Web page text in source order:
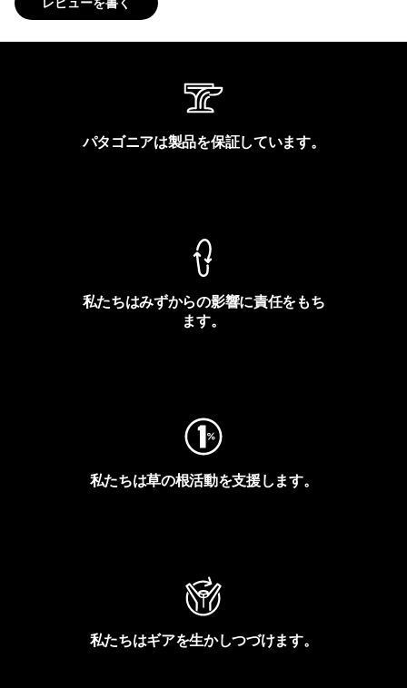
パタゴニアは製品を保証しています。
私たちはみずからの影響に責任をもち
ます。
私たちは草の根活動を支援します。
私たちはギアを生かしつづけます。